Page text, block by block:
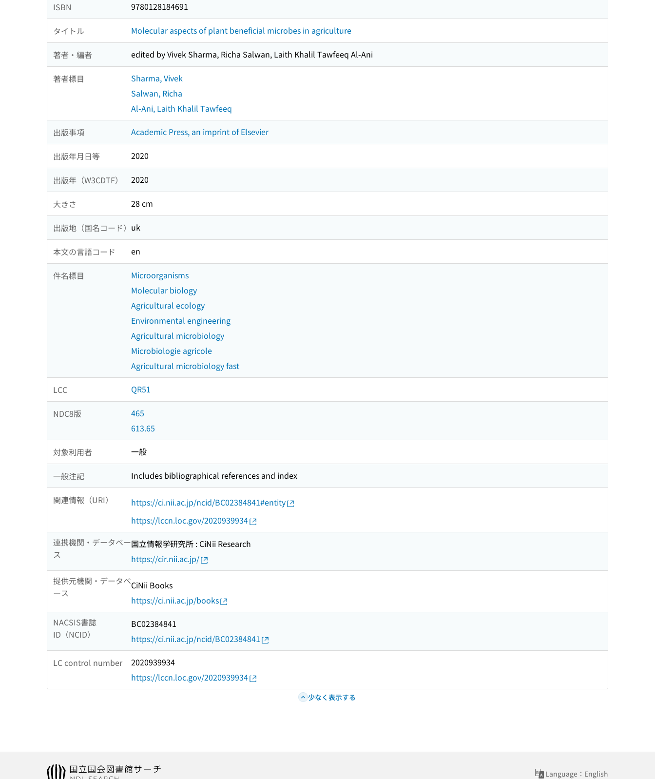
ISBN 9780128184691
タイトル Molecular aspects of plant beneficial microbes in agriculture
著者・編者 edited by Vivek Sharma, Richa Salwan, Laith Khalil Tawfeeq Al-Ani
著者標目
Sharma, Vivek
Salwan, Richa
Al-Ani, Laith Khalil Tawfeeq
出版事項 Academic Press, an imprint of Elsevier
出版年月日等 2020
出版年（W3CDTF） 2020
大きさ 28 cm
出版地（国名コード） uk
本文の言語コード en
件名標目
Microorganisms
Molecular biology
Agricultural ecology
Environmental engineering
Agricultural microbiology
Microbiologie agricole
Agricultural microbiology fast
LCC QR51
NDC8版
465
613.65
対象利用者 一般
一般注記 Includes bibliographical references and index
関連情報（URI）
https://ci.nii.ac.jp/ncid/BC02384841#entity
https://lccn.loc.gov/2020939934
連携機関・データベー
ス
国立情報学研究所 : CiNii Research
https://cir.nii.ac.jp/
提供元機関・データベ
ース
CiNii Books
https://ci.nii.ac.jp/books
NACSIS書誌
ID（NCID）
BC02384841
https://ci.nii.ac.jp/ncid/BC02384841
LC control number
2020939934
https://lccn.loc.gov/2020939934
少なく表示する
Language：English